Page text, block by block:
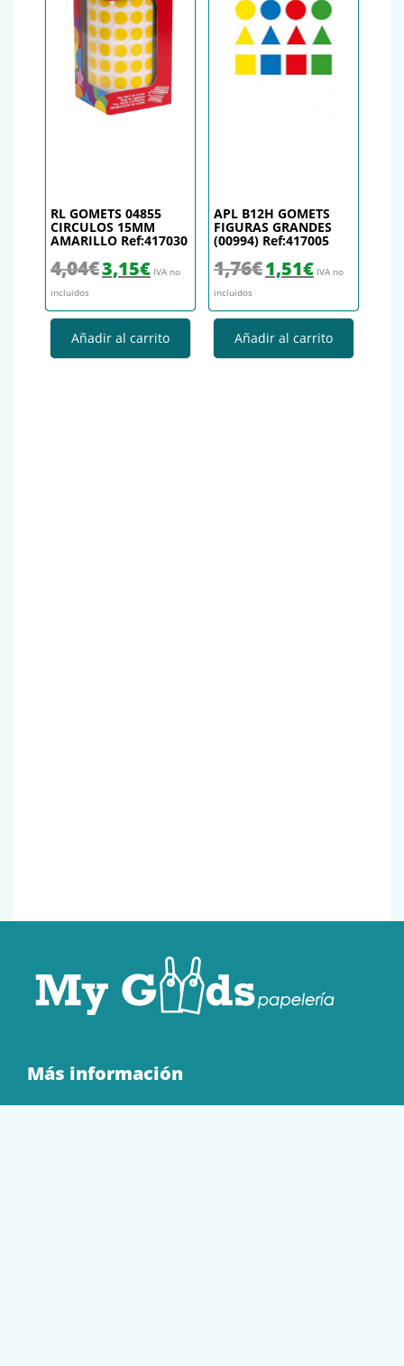
RL GOMETS 04855
CIRCULOS 15MM
AMARILLO Ref:417030
4,04€ El precio original era: 4,04€.
3,15€El precio actual es: 3,15€.
IVA no
incluidos
Añadir al carrito
APL B12H GOMETS
FIGURAS GRANDES
(00994) Ref:417005
1,76€ El precio original era: 1,76€.
1,51€El precio actual
IVA no
incluidos
Añadir al carrito
Más información